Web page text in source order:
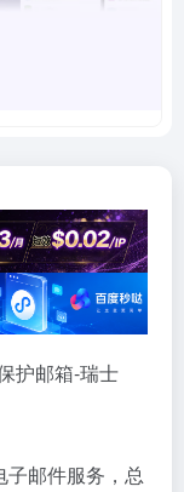
护邮箱-瑞士
子邮件服务，总